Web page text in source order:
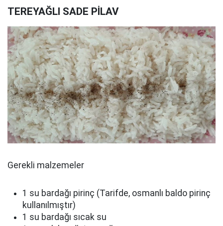
TEREYAĞLI SADE PİLAV
Gerekli malzemeler
1 su bardağı pirinç (Tarifde, osmanlı baldo pirinç
kullanılmıştır)
1 su bardağı sıcak su